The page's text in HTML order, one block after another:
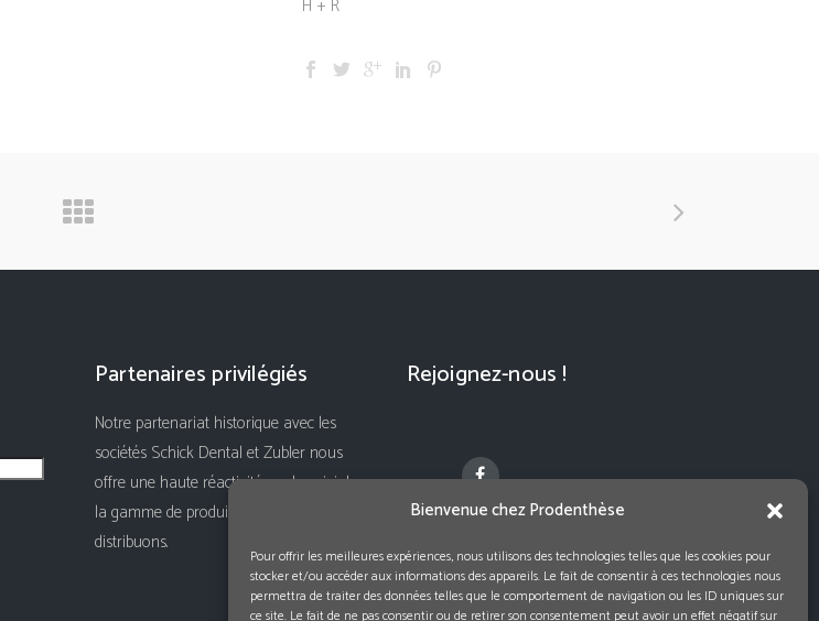
Bienvenue chez Prodenthèse
Pour offrir les meilleures expériences, nous utilisons des technologies telles que les cookies pour
stocker et/ou accéder aux informations des appareils. Le fait de consentir à ces technologies nous
permettra de traiter des données telles que le comportement de navigation ou les ID uniques sur
ce site. Le fait de ne pas consentir ou de retirer son consentement peut avoir un effet négatif sur
H + R
Partenaires privilégiés
Notre partenariat historique avec les
sociétés Schick Dental et Zubler nous
offre une haute réactivité sur le suivi de
la gamme de produits que nous
distribuons.
Rejoignez-nous !